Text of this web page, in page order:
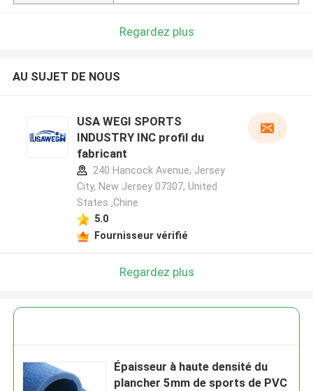
Regardez plus
AU SUJET DE NOUS
USA WEGI SPORTS
INDUSTRY INC profil du
fabricant
240 Hancock Avenue, Jersey
City, New Jersey 07307, United
States ,Chine
5.0
Fournisseur vérifié
Regardez plus
Épaisseur à haute densité du
plancher 5mm de sports de PVC